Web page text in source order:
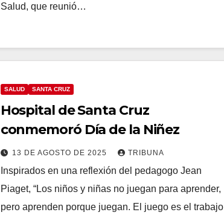
Salud, que reunió…
SALUD SANTA CRUZ
Hospital de Santa Cruz
conmemoró Día de la Niñez
13 DE AGOSTO DE 2025 TRIBUNA
Inspirados en una reflexión del pedagogo Jean
Piaget, “Los niños y niñas no juegan para aprender,
pero aprenden porque juegan. El juego es el trabajo